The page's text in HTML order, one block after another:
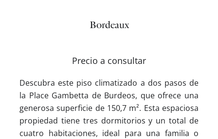
Bordeaux
Precio a consultar
Descubra este piso climatizado a dos pasos de
la Place Gambetta de Burdeos, que ofrece una
generosa superficie de 150,7 m². Esta espaciosa
propiedad tiene tres dormitorios y un total de
cuatro habitaciones, ideal para una familia o